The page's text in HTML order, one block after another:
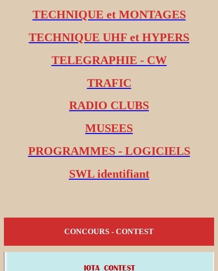
TECHNIQUE et MONTAGES
TECHNIQUE UHF et HYPERS
TELEGRAPHIE - CW
TRAFIC
RADIO CLUBS
MUSEES
PROGRAMMES - LOGICIELS
SWL identifiant
CONCOURS - CONTEST